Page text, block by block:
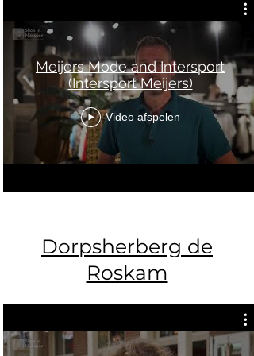
Meijers Mode and Intersport
(Intersport Meijers)
Video afspelen
Dorpsherberg de
Roskam